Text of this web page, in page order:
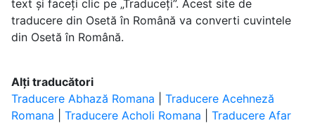
text și faceți clic pe „Traduceți”. Acest site de
traducere din Osetă în Română va converti cuvintele
din Osetă în Română.
Alți traducători
Traducere Abhază Romana
Traducere Acehneză
Romana
Traducere Acholi Romana
Traducere Afar